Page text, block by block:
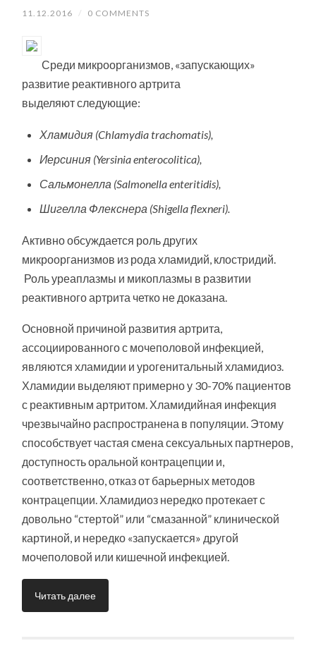
11.12.2016 / 0 COMMENTS
Среди микроорганизмов, «запускающих»
развитие реактивного артрита
выделяют следующие:
Хламидия (Chlamydia trachomatis),
Иерсиния (Yersinia enterocolitica),
Сальмонелла (Salmonella enteritidis),
Шигелла Флекснера (Shigella flexneri).
Активно обсуждается роль других
микроорганизмов из рода хламидий, клостридий.
Роль уреаплазмы и микоплазмы в развитии
реактивного артрита четко не доказана.
Основной причиной развития артрита,
ассоциированного с мочеполовой инфекцией,
являются хламидии и урогенитальный хламидиоз.
Хламидии выделяют примерно у 30-70% пациентов
с реактивным артритом. Хламидийная инфекция
чрезвычайно распространена в популяции. Этому
способствует частая смена сексуальных партнеров,
доступность оральной контрацепции и,
соответственно, отказ от барьерных методов
контрацепции. Хламидиоз нередко протекает с
довольно “стертой” или “смазанной” клинической
картиной, и нередко «запускается» другой
мочеполовой или кишечной инфекцией.
Читать далее